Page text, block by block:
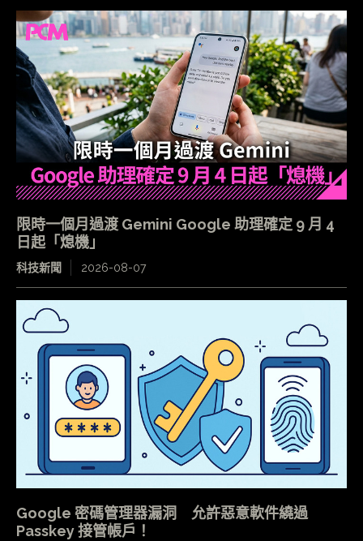
限時一個月過渡 Gemini Google 助理確定 9 月 4
日起「熄機」
科技新聞 2026-08-07
Google 密碼管理器漏洞 允許惡意軟件繞過
Passkey 接管帳戶！